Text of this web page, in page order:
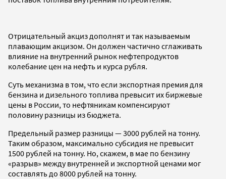
Отрицательный акциз дополнят и так называемым
плавающим акцизом. Он должен частично сглаживать
влияние на внутренний рынок нефтепродуктов
колебание цен на нефть и курса рубля.
Суть механизма в том, что если экспортная премия для
бензина и дизельного топлива превысит их биржевые
цены в России, то нефтяникам компенсируют
половину разницы из бюджета.
Предельный размер разницы — 3000 рублей на тонну.
Таким образом, максимально субсидия не превысит
1500 рублей на тонну. Но, скажем, в мае по бензину
«разрыв» между внутренней и экспортной ценами мог
составлять до 8000 рублей на тонну.